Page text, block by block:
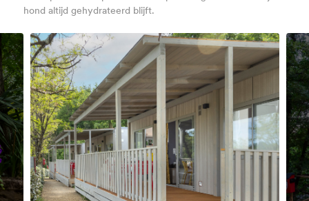
hond altijd gehydrateerd blijft.